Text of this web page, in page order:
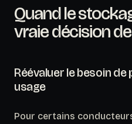
Quand le
vraie décision
Réévaluer le besoin
usage
Pour certains